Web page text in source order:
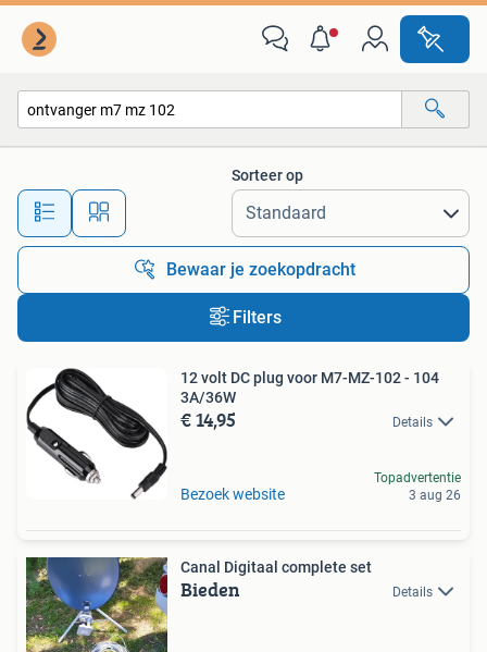
Alle afstanden…
Sorteer op
Bewaar je zoekopdracht
Filters
12 volt DC plug voor M7-MZ-102 - 104
3A/36W
€ 14,95 Details
Bezoek website
Topadvertentie
3 aug 26
Canal Digitaal complete set
Bieden Details